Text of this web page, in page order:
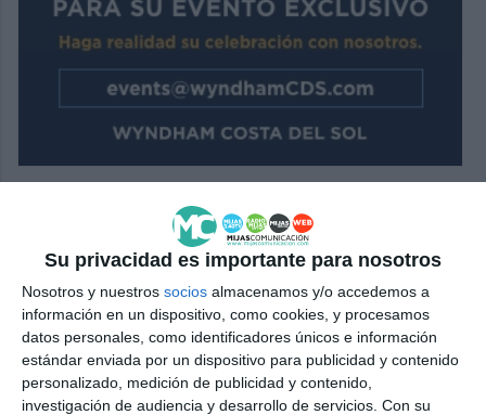
Su privacidad es importante para nosotros
Nosotros y nuestros socios almacenamos y/o accedemos a
información en un dispositivo, como cookies, y procesamos
datos personales, como identificadores únicos e información
estándar enviada por un dispositivo para publicidad y contenido
personalizado, medición de publicidad y contenido,
investigación de audiencia y desarrollo de servicios. Con su